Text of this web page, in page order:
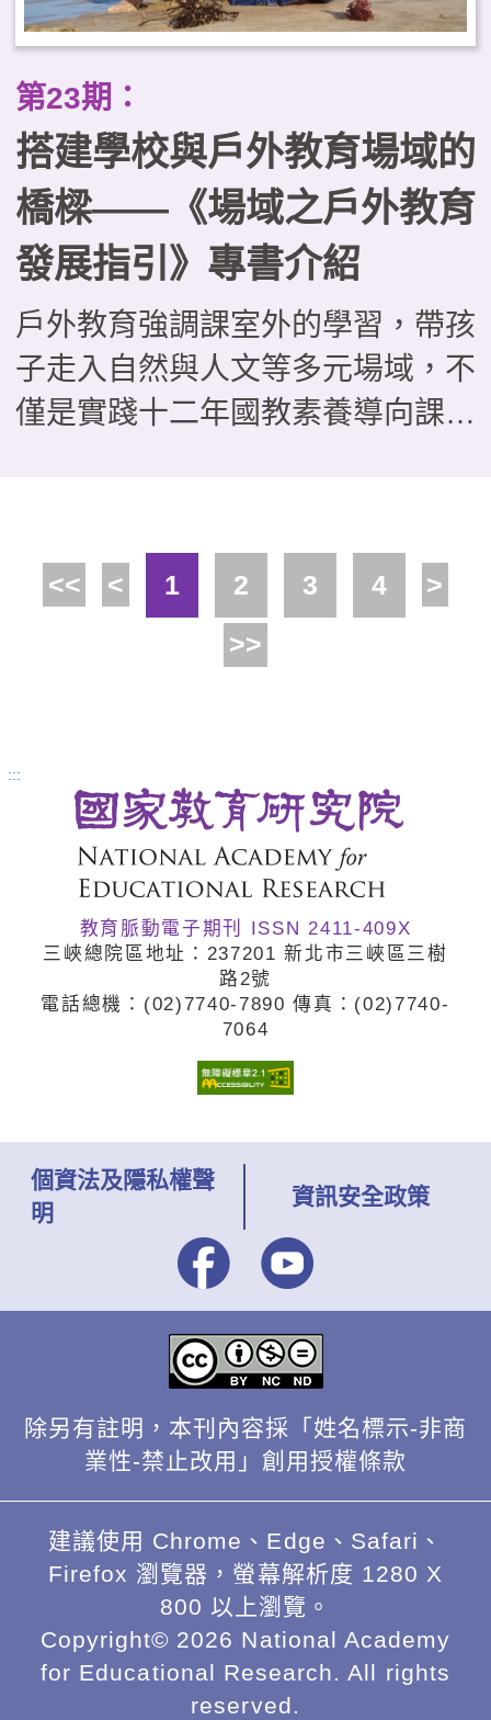
化原則確保課程品質。
第23期：
搭建學校與戶外教育場域的
橋樑——《場域之戶外教育
發展指引》專書介紹
戶外教育強調課室外的學習，帶孩
子走入自然與人文等多元場域，不
僅是實踐十二年國教素養導向課程
年來，不少場域也積極發展戶外教
育課程，並主動與學校合作，這本
由教育部國民及學前教育署委託國
家教育研究院戶外教育研究室編撰
正是為場域而寫的課程開發手冊。
全書從戶外教育概念的介紹開始，
涵蓋場域如何設計戶外教育課程、
與學校建立合作關係，皆提供明確
操作步驟、關鍵技術與自我檢核
表。書中亦提出四層次服務類型與
三種合作模式，協助場域與學校深
化互動，共同實踐優質的戶外教
<< < 1 2 3 4 >
>>
:::
教育脈動電子期刊 ISSN 2411-409X
三峽總院區地址：237201 新北市三峽區三樹
路2號
電話總機：(02)7740-7890 傳真：(02)7740-
7064
個資法及隱私權聲
明
資訊安全政策
除另有註明，本刊內容採「姓名標示-非商
業性-禁止改用」創用授權條款
建議使用 Chrome、Edge、Safari、
Firefox 瀏覽器，螢幕解析度 1280 X
800 以上瀏覽。
Copyright© 2026 National Academy
for Educational Research. All rights
reserved.